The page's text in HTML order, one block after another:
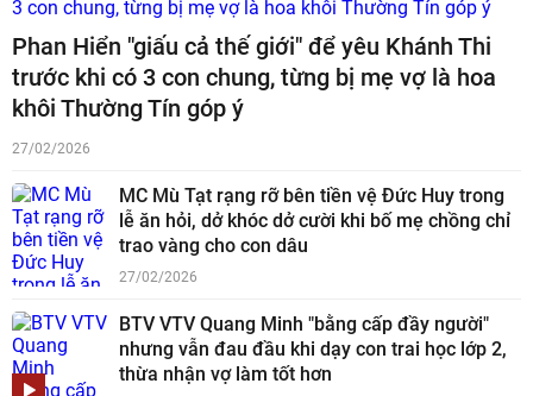
Phan Hiển "giấu cả thế giới" để yêu Khánh Thi
trước khi có 3 con chung, từng bị mẹ vợ là hoa
khôi Thường Tín góp ý
27/02/2026
MC Mù Tạt rạng rỡ bên tiền vệ Đức Huy trong
lễ ăn hỏi, dở khóc dở cười khi bố mẹ chồng chỉ
trao vàng cho con dâu
27/02/2026
BTV VTV Quang Minh "bằng cấp đầy người"
nhưng vẫn đau đầu khi dạy con trai học lớp 2,
thừa nhận vợ làm tốt hơn